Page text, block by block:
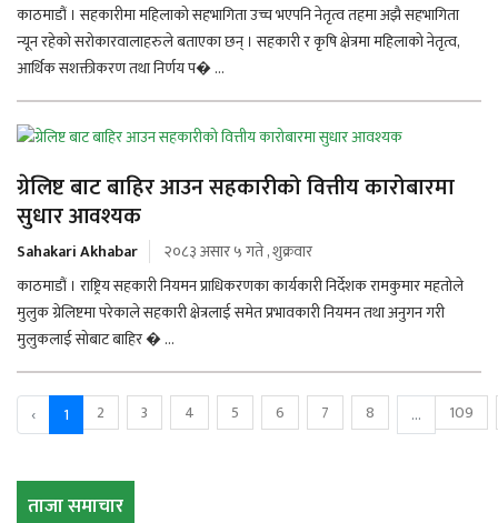
काठमाडौं । सहकारीमा महिलाको सहभागिता उच्च भएपनि नेतृत्व तहमा अझै सहभागिता
न्यून रहेको सरोकारवालाहरुले बताएका छन् । सहकारी र कृषि क्षेत्रमा महिलाको नेतृत्व,
आर्थिक सशक्तीकरण तथा निर्णय प� ...
ग्रेलिष्ट बाट बाहिर आउन सहकारीको वित्तीय कारोबारमा
सुधार आवश्यक
Sahakari Akhabar
२०८३ असार ५ गते , शुक्रवार
काठमाडौं । राष्ट्रिय सहकारी नियमन प्राधिकरणका कार्यकारी निर्देशक रामकुमार महतोले
मुलुक ग्रेलिष्टमा परेकाले सहकारी क्षेत्रलाई समेत प्रभावकारी नियमन तथा अनुगन गरी
मुलुकलाई सोबाट बाहिर � ...
‹ 1 2 3 4 5 6 7 8 ... 109
ताजा समाचार